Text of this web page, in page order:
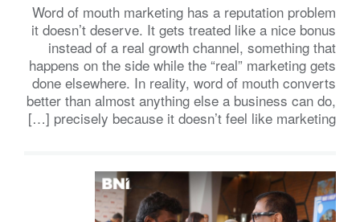
Word of mouth marketing has a reputation problem
it doesn’t deserve. It gets treated like a nice bonus
instead of a real growth channel, something that
happens on the side while the “real” marketing gets
done elsewhere. In reality, word of mouth converts
better than almost anything else a business can do,
precisely because it doesn’t feel like marketing […]